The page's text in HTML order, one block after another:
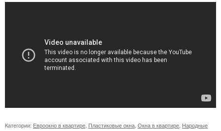
Категории: Евроокно в квартире Пластиковые окна Окна в квартире Народные